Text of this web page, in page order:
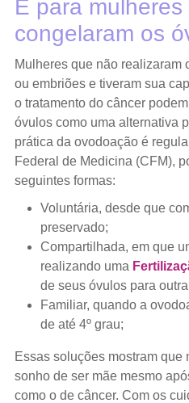
E para
congelaram os
Mulheres que não realizaram
ou embriões e tiveram sua
o tratamento do câncer
óvulos como uma alternativa
prática da ovodoação é
Federal de Medicina (CFM),
seguintes formas:
Voluntária, desde que
preservado;
Compartilhada, em que
realizando uma
de seus óvulos para
Familiar, quando a
de até 4º grau;
Essas soluções mostram que
sonho de ser mãe mesmo
como o de câncer. Com os